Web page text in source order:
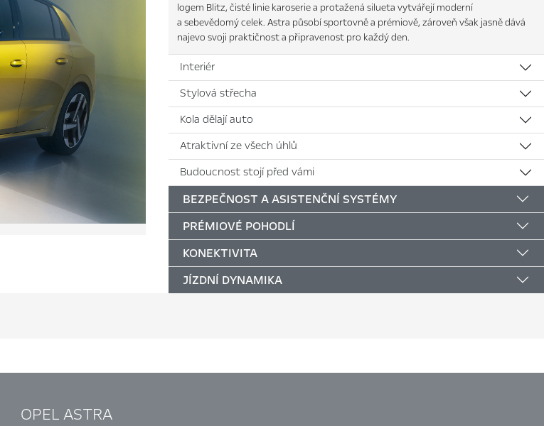
logem Blitz, čisté linie karoserie a protažená silueta vytvářejí moderní
a sebevědomý celek. Astra působí sportovně a prémiově, zároveň však jasně dává
najevo svoji praktičnost a připravenost pro každý den.
Interiér
Stylová střecha
Kola dělají auto
Atraktivní ze všech úhlů
Budoucnost stojí před vámi
BEZPEČNOST A ASISTENČNÍ SYSTÉMY
PRÉMIOVÉ POHODLÍ
KONEKTIVITA
JÍZDNÍ DYNAMIKA
OPEL ASTRA